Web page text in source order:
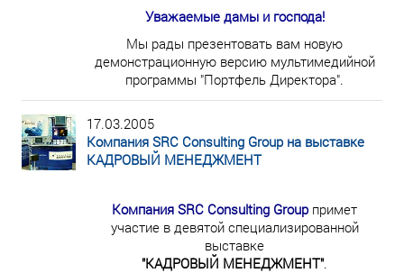
Уважаемые дамы и господа!
Мы рады презентовать вам новую
демонстрационную версию мультимедийной
программы "Портфель Директора".
17.03.2005
Компания SRC Consulting Group на выставке
КАДРОВЫЙ МЕНЕДЖМЕНТ
Компания SRC Consulting Groupпримет
участие в девятой специализированной
выставке
"КАДРОВЫЙ МЕНЕДЖМЕНТ".